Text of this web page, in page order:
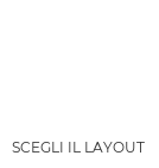
SCEGLI IL LAYOUT